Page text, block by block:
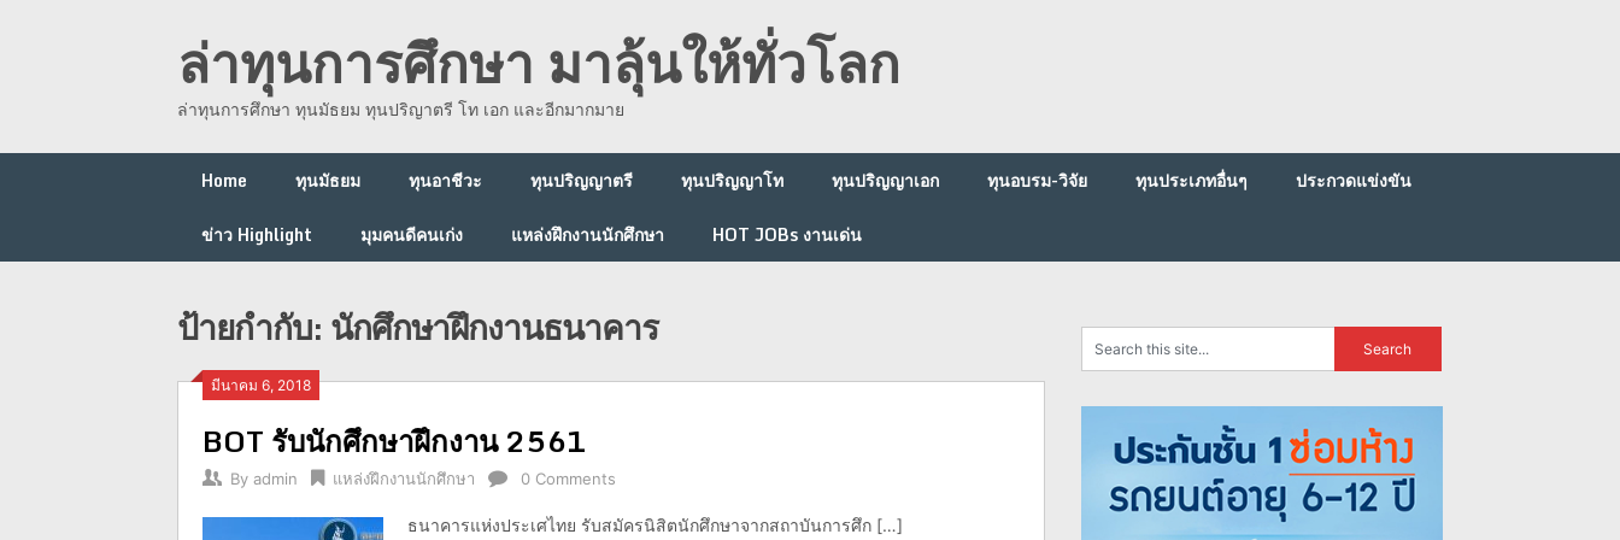
ล่าทุนการศึกษา มาลุ้นให้ทั่วโลก
ล่าทุนการศึกษา ทุนมัธยม ทุนปริญาตรี โท เอก และอีกมากมาย
Home ทุนมัธยม ทุนอาชีวะ ทุนปริญญาตรี ทุนปริญญาโท ทุนปริญญาเอก ทุนอบรม-วิจัย ทุนประเภทอื่นๆ
ประกวดแข่งขัน
ข่าว Highlight
มุมคนดีคนเก่ง แหล่งฝึกงานนักศึกษา HOT JOBs งานเด่น
ป้ายกำกับ:นักศึกษาฝึกงานธนาคาร
มีนาคม 6, 2018
BOT รับนักศึกษาฝึกงาน 2561
By admin แหล่งฝึกงานนักศึกษา 0 Comments
ธนาคารแห่งประเศไทย รับสมัครนิสิตนักศึกษาจากสถาบันการศึก […]